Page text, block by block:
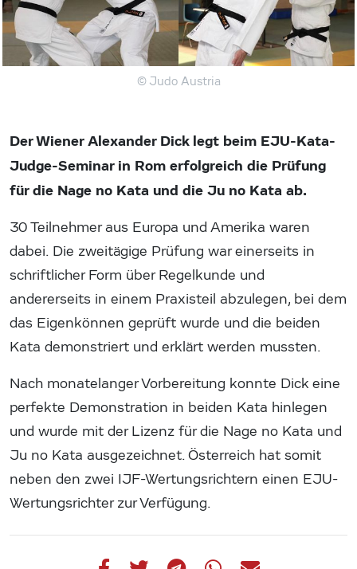
© Judo Austria
Der Wiener Alexander Dick legt beim EJU-Kata-
Judge-Seminar in Rom erfolgreich die Prüfung
für die Nage no Kata und die Ju no Kata ab.
30 Teilnehmer aus Europa und Amerika waren
dabei. Die zweitägige Prüfung war einerseits in
schriftlicher Form über Regelkunde und
andererseits in einem Praxisteil abzulegen, bei dem
das Eigenkönnen geprüft wurde und die beiden
Kata demonstriert und erklärt werden mussten.
Nach monatelanger Vorbereitung konnte Dick eine
perfekte Demonstration in beiden Kata hinlegen
und wurde mit der Lizenz für die Nage no Kata und
Ju no Kata ausgezeichnet. Österreich hat somit
neben den zwei IJF-Wertungsrichtern einen EJU-
Wertungsrichter zur Verfügung.